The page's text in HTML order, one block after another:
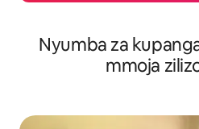
Nyumba za
mmoja